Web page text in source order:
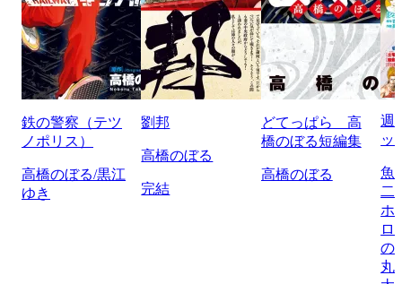
鉄の警察（テツ
ノポリス）
高橋のぼる/黒江
ゆき
劉邦
高橋のぼる
完結
どてっぱら 高
橋のぼる短編集
高橋のぼる
週
ッ
魚
二
ホ
ロ
の
丸